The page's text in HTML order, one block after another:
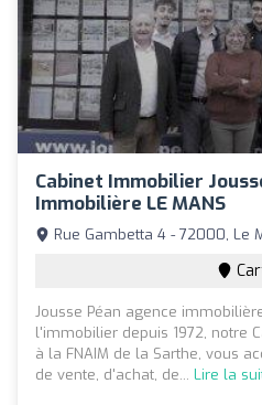
Cabinet Immobilier
Immobilière LE MANS
Rue Gambetta 4 - 72000, Le
Jousse Péan agence
l'immobilier depuis 1972, notre
à la FNAIM de la Sarthe, vous
de vente, d'achat, de... Lire la